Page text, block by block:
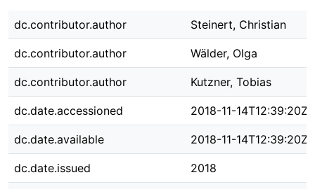
dc.contributor.author Steinert, Christian
dc.contributor.author Wälder, Olga
dc.contributor.author Kutzner, Tobias
dc.date.accessioned 2018-11-14T12:39:20Z
dc.date.available 2018-11-14T12:39:20Z
dc.date.issued 2018